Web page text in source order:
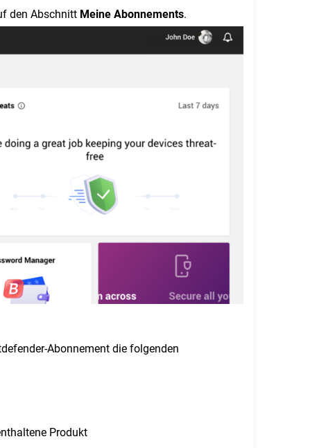
den Abschnitt Meine Abonnements.
Abonnement die folgenden
Produkt